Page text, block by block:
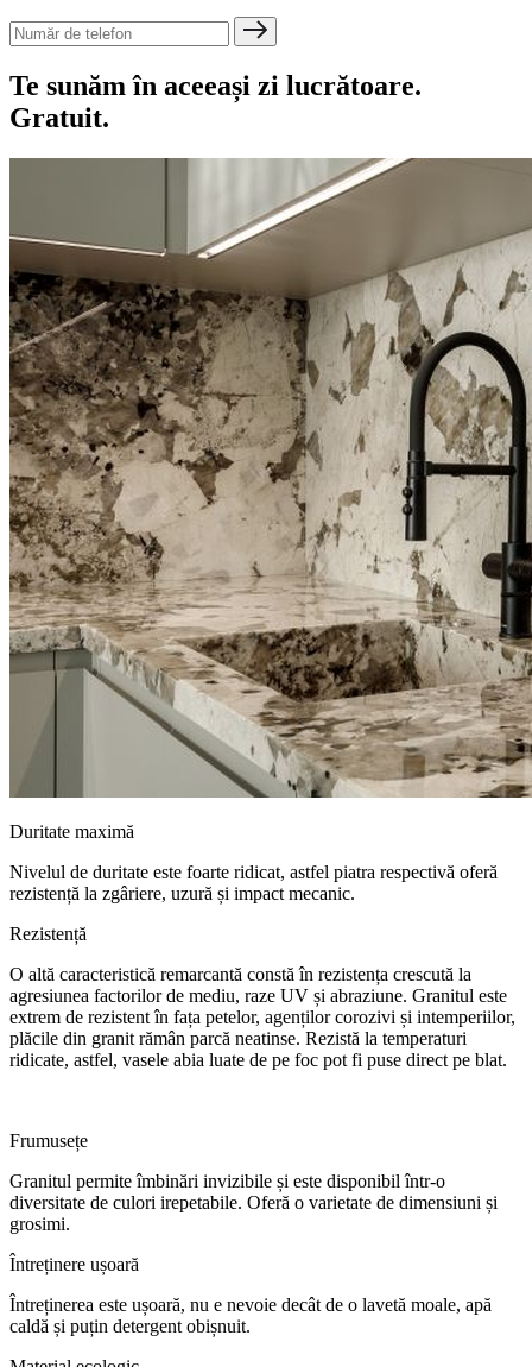
Te sunăm în aceeași zi lucrătoare.
Gratuit.
Duritate maximă
Nivelul de duritate este foarte ridicat, astfel piatra respectivă oferă
rezistență la zgâriere, uzură și impact mecanic.
Rezistență
O altă caracteristică remarcantă constă în rezistența crescută la
agresiunea factorilor de mediu, raze UV și abraziune. Granitul este
extrem de rezistent în fața petelor, agenților corozivi și intemperiilor,
plăcile din granit rămân parcă neatinse. Rezistă la temperaturi
ridicate, astfel, vasele abia luate de pe foc pot fi puse direct pe blat.
Frumusețe
Granitul permite îmbinări invizibile și este disponibil într-o
diversitate de culori irepetabile. Oferă o varietate de dimensiuni și
grosimi.
Întreținere ușoară
Întreținerea este ușoară, nu e nevoie decât de o lavetă moale, apă
caldă și puțin detergent obișnuit.